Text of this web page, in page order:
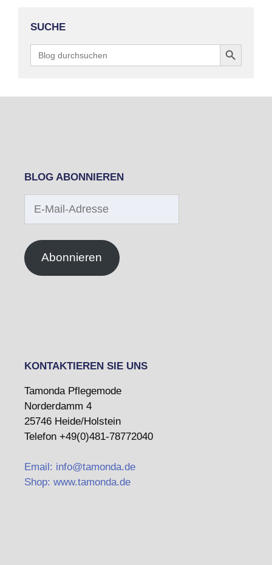
SUCHE
for:
Search Button
BLOG ABONNIEREN
Abonnieren
KONTAKTIEREN SIE UNS
Tamonda Pflegemode
Norderdamm 4
25746 Heide/Holstein
Telefon +49(0)481-78772040
Email: info@tamonda.de
Shop: www.tamonda.de